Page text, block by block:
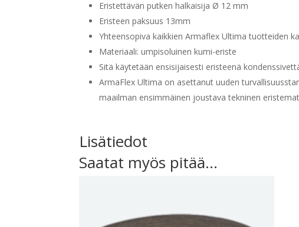
Eristettävän putken halkaisija Ø 12 mm
Eristeen paksuus 13mm
Yhteensopiva kaikkien Armaflex Ultima tuotteiden
Materiaali: umpisoluinen kumi-eriste
Sitä käytetään ensisijaisesti eristeenä
ArmaFlex Ultima on asettanut uuden
maailman ensimmäinen joustava tekninen
Lisätiedot
Saatat myös pitää...